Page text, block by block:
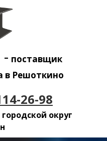
- поставщик
в Решоткино
26-98
округ